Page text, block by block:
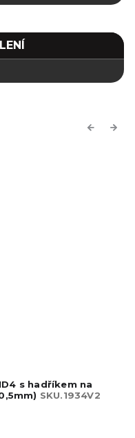
Previous
s hadříkem na
SKU.1934V2
Next